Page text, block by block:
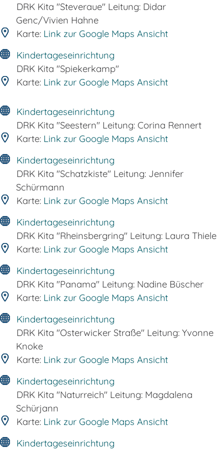
DRK Kita "Steveraue" Leitung: Didar
Genc/Vivien Hahne
Karte: Link zur Google Maps Ansicht
Kindertageseinrichtung
DRK Kita "Spiekerkamp"
Karte: Link zur Google Maps Ansicht
Kindertageseinrichtung
DRK Kita "Seestern" Leitung: Corina Rennert
Karte: Link zur Google Maps Ansicht
Kindertageseinrichtung
DRK Kita "Schatzkiste" Leitung: Jennifer
Schürmann
Karte: Link zur Google Maps Ansicht
Kindertageseinrichtung
DRK Kita "Rheinsbergring" Leitung: Laura Thiele
Karte: Link zur Google Maps Ansicht
Kindertageseinrichtung
DRK Kita "Panama" Leitung: Nadine Büscher
Karte: Link zur Google Maps Ansicht
Kindertageseinrichtung
DRK Kita "Osterwicker Straße" Leitung: Yvonne
Knoke
Karte: Link zur Google Maps Ansicht
Kindertageseinrichtung
DRK Kita "Naturreich" Leitung: Magdalena
Schürjann
Karte: Link zur Google Maps Ansicht
Kindertageseinrichtung